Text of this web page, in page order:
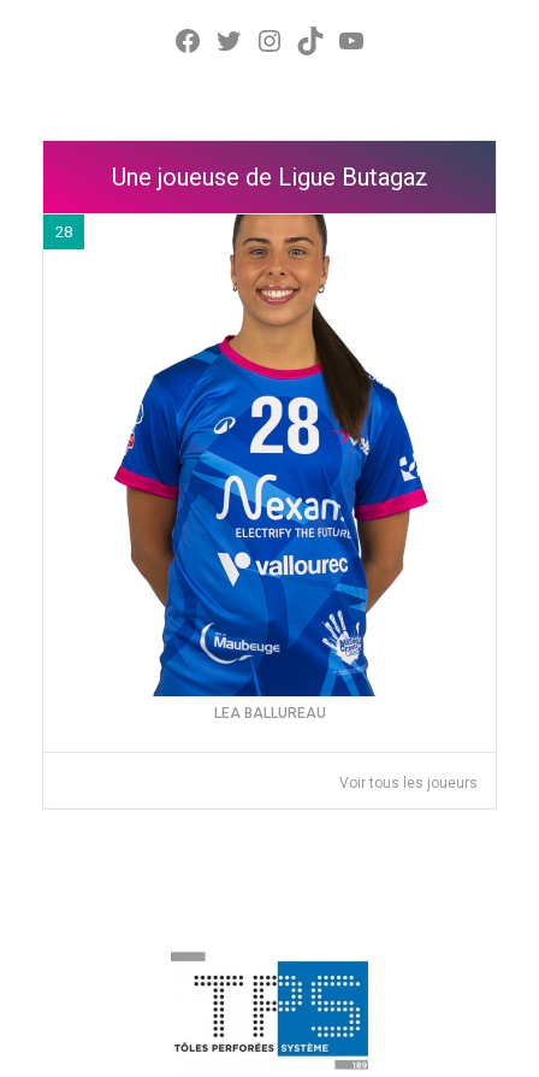
Facebook
Twitter
Instagram
TikTokYouTube
Une joueuse de Ligue Butagaz
28
LEA BALLUREAU
Voir tous les joueurs